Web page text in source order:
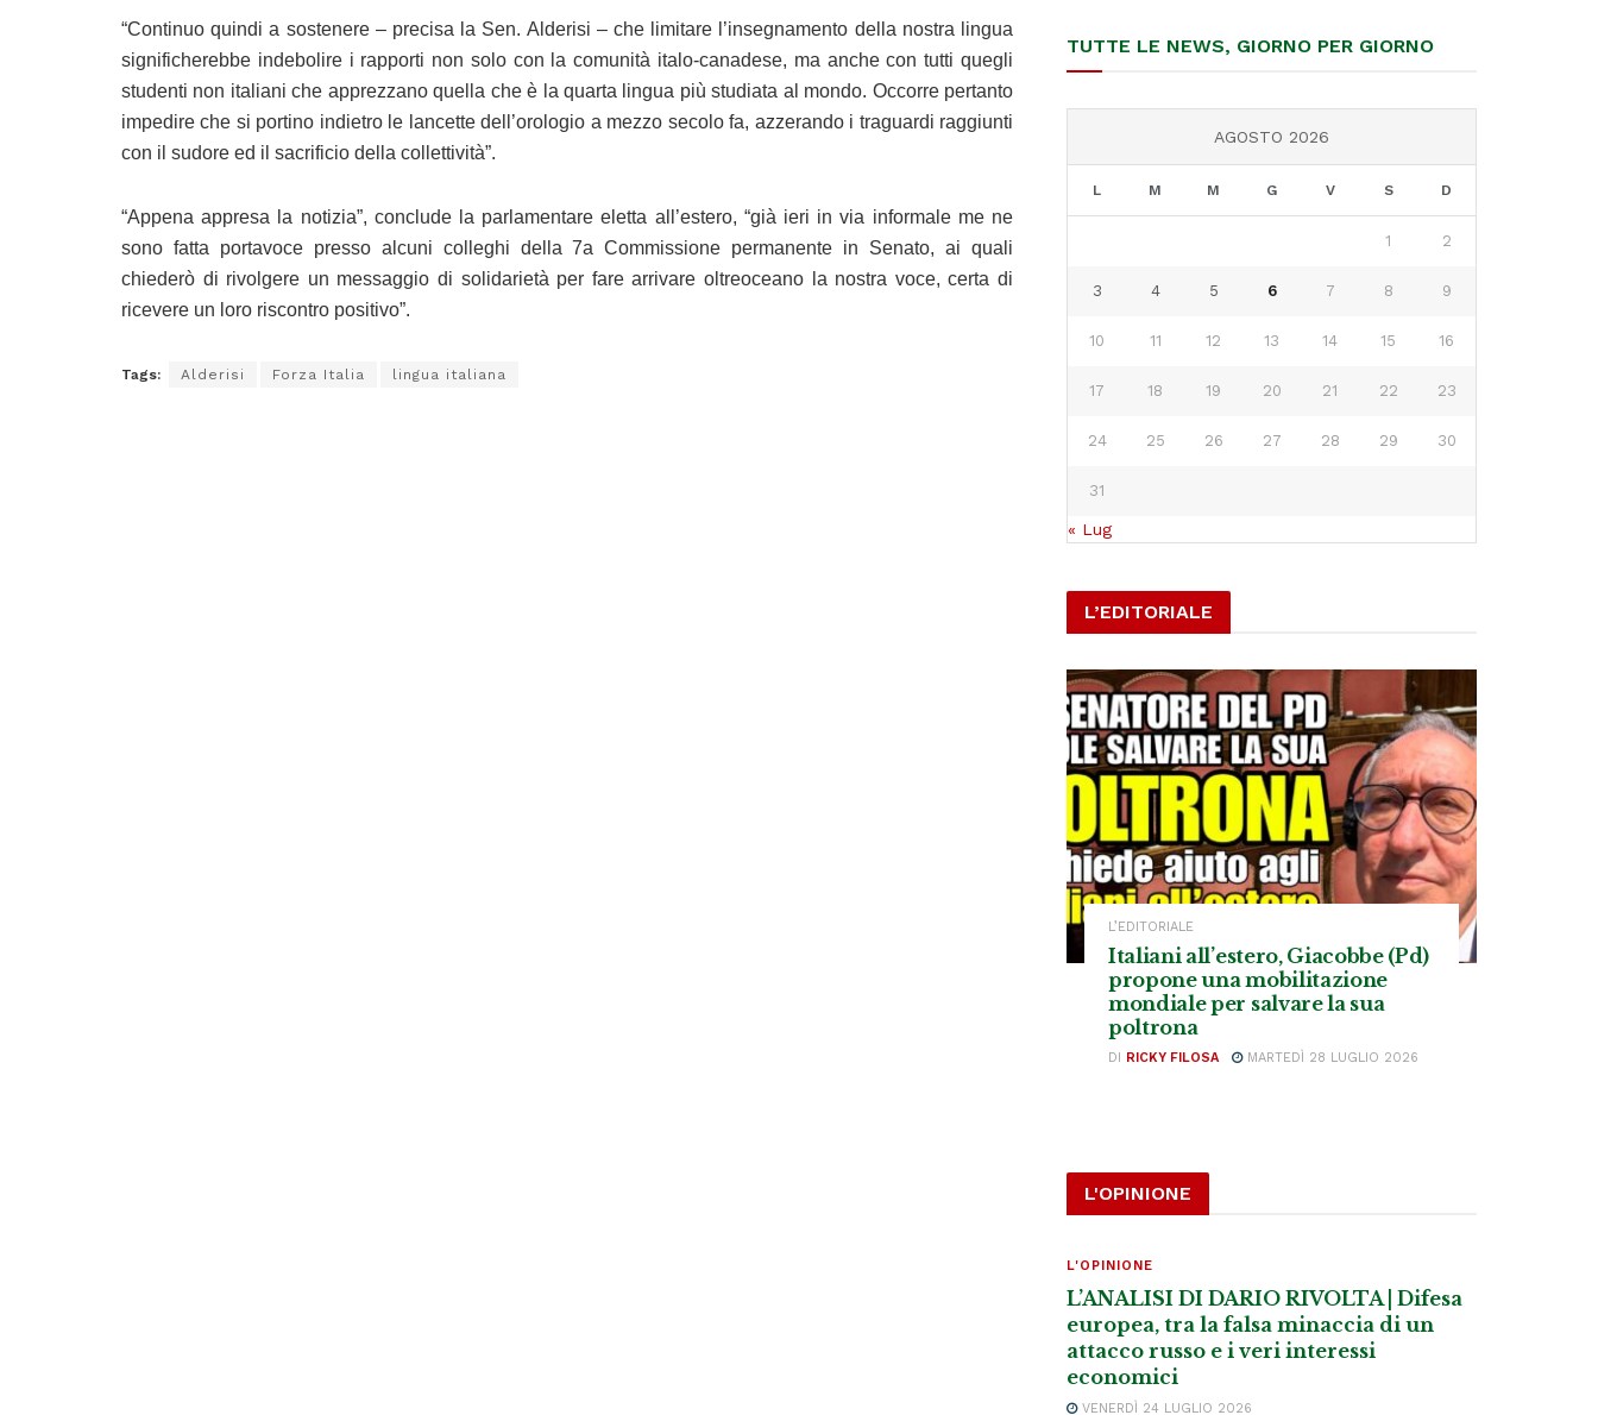
“Continuo quindi a sostenere – precisa la Sen. Alderisi – che limitare l’insegnamento della nostra lingua
significherebbe indebolire i rapporti non solo con la comunità italo-canadese, ma anche con tutti quegli
studenti non italiani che apprezzano quella che è la quarta lingua più studiata al mondo. Occorre pertanto
impedire che si portino indietro le lancette dell’orologio a mezzo secolo fa, azzerando i traguardi raggiunti
con il sudore ed il sacrificio della collettività”.
“Appena appresa la notizia”, conclude la parlamentare eletta all’estero, “già ieri in via informale me ne
sono fatta portavoce presso alcuni colleghi della 7a Commissione permanente in Senato, ai quali
chiederò di rivolgere un messaggio di solidarietà per fare arrivare oltreoceano la nostra voce, certa di
ricevere un loro riscontro positivo”.
Tags: Alderisi Forza Italia lingua italiana
TUTTE LE NEWS, GIORNO PER GIORNO
AGOSTO 2026
L M M G V S D
1 2
3 4 5 6 7 8 9
10 11 12 13 14 15 16
17 18 19 20 21 22 23
24 25 26 27 28 29 30
31
« Lug
L’EDITORIALE
L’EDITORIALE
Italiani all’estero, Giacobbe (Pd)
propone una mobilitazione
mondiale per salvare la sua
poltrona
DI RICKY FILOSA MARTEDÌ 28 LUGLIO 2026
L'OPINIONE
L'OPINIONE
L’ANALISI DI DARIO RIVOLTA | Difesa
europea, tra la falsa minaccia di un
attacco russo e i veri interessi
economici
VENERDÌ 24 LUGLIO 2026